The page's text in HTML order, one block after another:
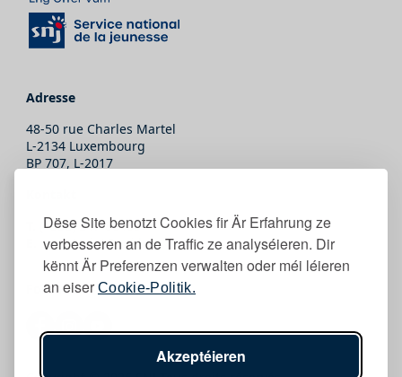
Dëse Site benotzt Cookies fir Är Erfahrung ze
verbesseren an de Traffic ze analyséieren. Dir
kënnt Är Preferenzen verwalten oder méi léieren
an eiser Cookie-Politik.
Akzeptéieren
Adresse
48-50 rue Charles Martel
L-2134 Luxembourg
BP 707, L-2017
(+352) 247-86465
secretariat@snj.lu
Follow eis